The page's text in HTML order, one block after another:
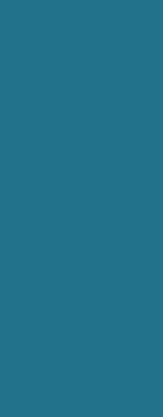
de
ainda pior para
incitando
que, em
são
permanente
no
defesa da
os